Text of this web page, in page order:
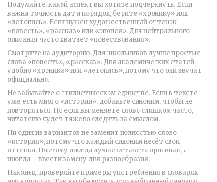
Подумайте, какой аспект вы хотите подчеркнуть. Если
важна точность дат и порядок, берите «хронику» или
«летопись». Если нужен художественный оттенок –
«повесть», «рассказ» или «эпопея». Для нейтрального
описания часто хватает «повествования».
Смотрите на аудиторию. Для школьников лучше простые
слова «повесть», «рассказ». Для академических статей
удобно «хроника» или «летопись», потому что они звучат
официально.
Не забывайте о стилистическом единстве. Если в тексте
уже есть много «историй», добавьте синоним, чтобы не
повторяться. Но если вы меняете слово слишком часто,
читателю будет тяжело следить за смыслом.
Ни один из вариантов не заменит полностью слово
«история», потому что каждый синоним несёт свои
оттенки. Поэтому иногда лучше оставить оригинал, а
иногда – ввести замену для разнообразия.
Наконец, проверяйте примеры употребления в словарях